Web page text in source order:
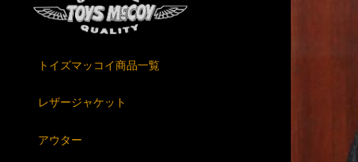
トイズマッコイ商品一覧
レザージャケット
アウター